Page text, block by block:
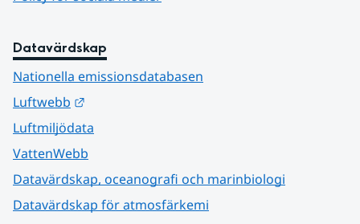
Datavärdskap
Nationella emissionsdatabasen
Luftwebb
Luftmiljödata
VattenWebb
Datavärdskap, oceanografi och marinbiologi
Datavärdskap för atmosfärkemi